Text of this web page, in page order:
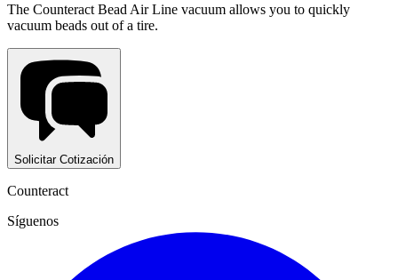
The Counteract Bead Air Line vacuum allows you to quickly
vacuum beads out of a tire.
Solicitar Cotización
Counteract
Síguenos